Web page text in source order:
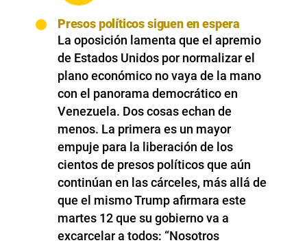
Presos políticos siguen en espera
La oposición lamenta que el apremio
de Estados Unidos por normalizar el
plano económico no vaya de la mano
con el panorama democrático en
Venezuela. Dos cosas echan de
menos. La primera es un mayor
empuje para la liberación de los
cientos de presos políticos que aún
continúan en las cárceles, más allá de
que el mismo Trump afirmara este
martes 12 que su gobierno va a
excarcelar a todos: “Nosotros